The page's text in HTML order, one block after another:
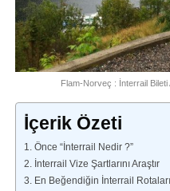
Flam-Norveç : İnterrail
İçerik Özeti
1. Önce “İnterrail Nedir ?”
2. İnterrail Vize Şartlarını Araştır
3. En Beğendiğin İnterrail